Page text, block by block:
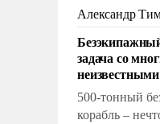
казалось, что
решены раз и
нет, не
Александр
задача со
неизвестными
500-тонный
корабль –